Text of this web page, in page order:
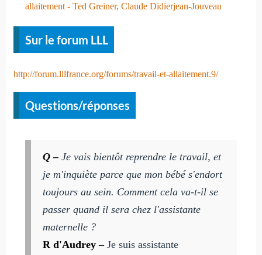
allaitement - Ted Greiner, Claude Didierjean-Jouveau
Sur le forum LLL
http://forum.lllfrance.org/forums/travail-et-allaitement.9/
Questions/réponses
Q –Je vais bientôt reprendre le travail, et
je m'inquiète parce que mon bébé s'endort
toujours au sein. Comment cela va-t-il se
passer quand il sera chez l'assistante
maternelle ?
R d'Audrey – Je suis assistante